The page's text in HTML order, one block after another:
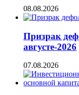
08.08.2026
Призрак
августе-2026
07.08.2026